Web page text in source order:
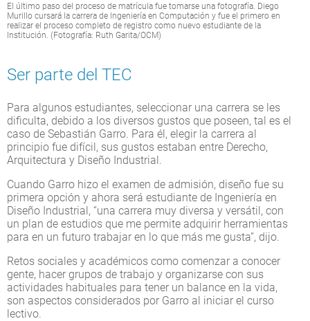
El último paso del proceso de matrícula fue tomarse una fotografía. Diego
Murillo cursará la carrera de Ingeniería en Computación y fue el primero en
realizar el proceso completo de registro como nuevo estudiante de la
Institución. (Fotografía: Ruth Garita/OCM)
Ser parte del TEC
Para algunos estudiantes, seleccionar una carrera se les
dificulta, debido a los diversos gustos que poseen, tal es el
caso de Sebastián Garro. Para él, elegir la carrera al
principio fue difícil, sus gustos estaban entre Derecho,
Arquitectura y Diseño Industrial.
Cuando Garro hizo el examen de admisión, diseño fue su
primera opción y ahora será estudiante de Ingeniería en
Diseño Industrial, “una carrera muy diversa y versátil, con
un plan de estudios que me permite adquirir herramientas
para en un futuro trabajar en lo que más me gusta”, dijo.
Retos sociales y académicos como comenzar a conocer
gente, hacer grupos de trabajo y organizarse con sus
actividades habituales para tener un balance en la vida,
son aspectos considerados por Garro al iniciar el curso
lectivo.